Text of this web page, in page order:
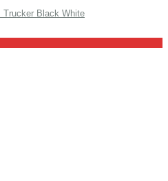
Trucker Black White